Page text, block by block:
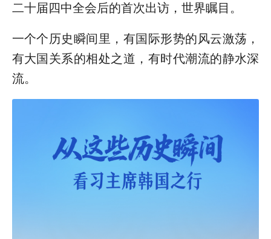
二十届四中全会后的首次出访，世界瞩目。
一个个历史瞬间里，有国际形势的风云激荡，
有大国关系的相处之道，有时代潮流的静水深
流。